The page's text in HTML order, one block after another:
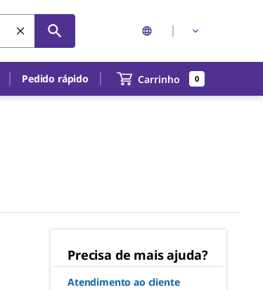
Pedido rápido Carrinho 0
Precisa de mais ajuda?
Atendimento ao cliente